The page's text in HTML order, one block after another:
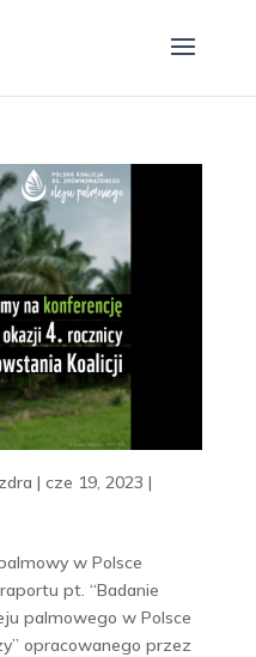
| cze 19, 2023 |
w Polsce
pt. “Badanie
palmowego w Polsce
opracowanego przez